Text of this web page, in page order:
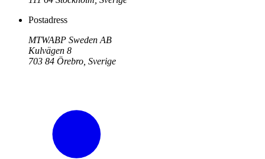
Postadress
MTWABP Sweden AB
Kulvägen 8
703 84 Örebro Sverige